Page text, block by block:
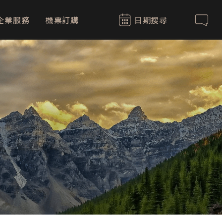
業服務 機票訂購 日期搜尋
聯絡我